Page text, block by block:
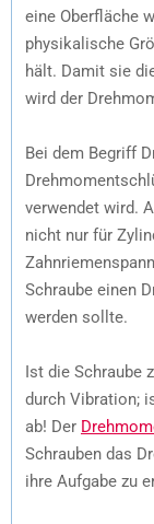
eine Oberfläche
physikalische
hält. Damit sie
wird der
Bei dem Begriff
verwendet wird.
nicht nur für
Schraube einen
werden sollte.
Ist die Schraube
durch Vibration;
ab! Der
Schrauben das
ihre Aufgabe zu